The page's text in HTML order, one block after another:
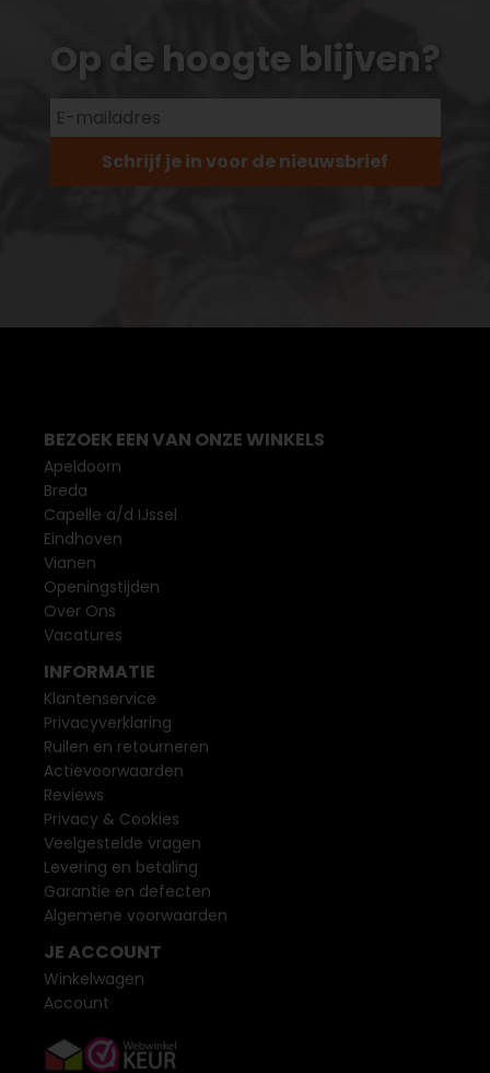
Op de hoogte blijven?
Schrijf je in voor de nieuwsbrief
BEZOEK EEN VAN ONZE WINKELS
Apeldoorn
Breda
Capelle a/d IJssel
Eindhoven
Vianen
Openingstijden
Over Ons
Vacatures
INFORMATIE
Klantenservice
Privacyverklaring
Ruilen en retourneren
Actievoorwaarden
Reviews
Privacy & Cookies
Veelgestelde vragen
Levering en betaling
Garantie en defecten
Algemene voorwaarden
JE ACCOUNT
Winkelwagen
Account